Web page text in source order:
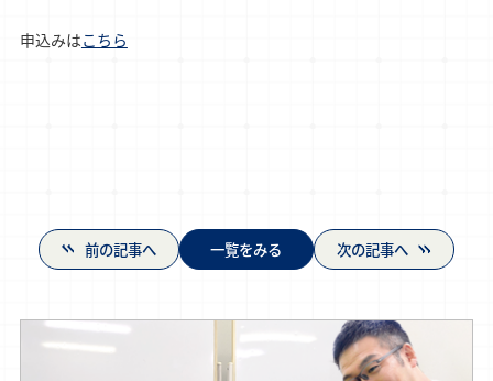
申込みはこちら
前の記事へ 一覧をみる 次の記事へ